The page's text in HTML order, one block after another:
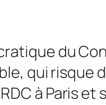
du
qui risque
à Paris et